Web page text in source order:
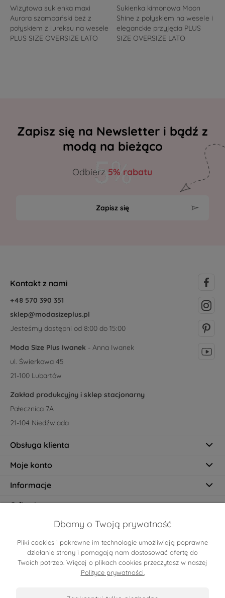
Wizytowa sukienka maxi
Aurora szampański beż z
połyskiem z lureksu na wesele
PLUS SIZE OVERSIZE LATO
Sukienka kimonowa Moon
Shine z połyskiem na wesele i
eleganckie przyjęcia PLUS
SIZE OVERSIZE LATO
Zapisz się na Newsletter i bądź z
modą na bieżąco
Odbierz 5% rabatu
Zapisz się
Kontakt z nami
+48 570 390 351
sklep@modasizeplus.pl
Jesteśmy dostępni od 8:00 do 15:00
Moda Size Plus Iwanek - Anna Iwanek
ul. Świerkowa 45
21-100 Lubartów
Zakład produkcyjny i sklep stacjonarny
Pałecznica 7A
21-104 Niedźwiada
Obsługa klienta
Moje konto
Informacje
O firmie
Certyfikaty
Dbamy o Twoją prywatność
Pliki cookies i pokrewne im technologie umożliwiają poprawne
działanie strony i pomagają nam dostosować ofertę do
Twoich potrzeb. Więcej o plikach cookies przeczytasz w naszej
Polityce prywatności.